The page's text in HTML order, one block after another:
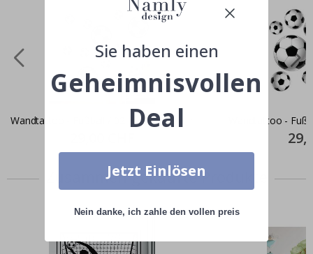
Wandtattoo -
Price
Zusammen gekaufte Produkte
Sie haben einen
Geheimnisvollen
Deal
Jetzt Einlösen
Nein danke, ich zahle den vollen preis